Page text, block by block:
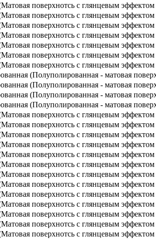
поверхнотсь с глянцевым эффектом
поверхнотсь с глянцевым эффектом
поверхнотсь с глянцевым эффектом
поверхнотсь с глянцевым эффектом
поверхнотсь с глянцевым эффектом
поверхнотсь с глянцевым эффектом
поверхнотсь с глянцевым эффектом
(Полуполированная - матовая
(Полуполированная - матовая
(Полуполированная - матовая
(Полуполированная - матовая
поверхнотсь с глянцевым эффектом
поверхнотсь с глянцевым эффектом
поверхнотсь с глянцевым эффектом
поверхнотсь с глянцевым эффектом
поверхнотсь с глянцевым эффектом
поверхнотсь с глянцевым эффектом
поверхнотсь с глянцевым эффектом
поверхнотсь с глянцевым эффектом
поверхнотсь с глянцевым эффектом
поверхнотсь с глянцевым эффектом
поверхнотсь с глянцевым эффектом
поверхнотсь с глянцевым эффектом
поверхнотсь с глянцевым эффектом